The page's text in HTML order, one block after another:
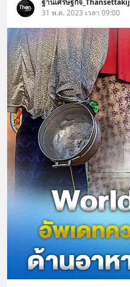
ฐานเศรษฐกิจ_Thansettakij
31 พ.ค. 2023 เวลา 09:00